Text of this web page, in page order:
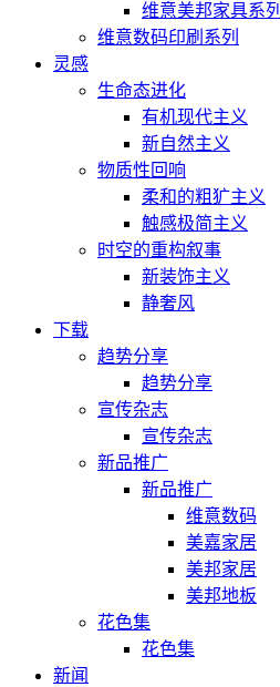
维意美邦家具系列
维意数码印刷系列
灵感
生命态进化
有机现代主义
新自然主义
物质性回响
柔和的粗犷主义
触感极简主义
时空的重构叙事
新装饰主义
静奢风
下载
趋势分享
趋势分享
宣传杂志
宣传杂志
新品推广
新品推广
维意数码
美嘉家居
美邦家居
美邦地板
花色集
花色集
新闻